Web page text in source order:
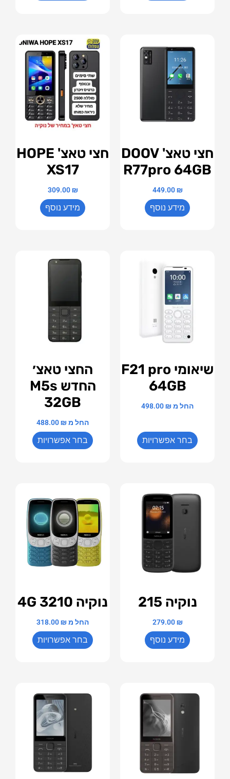
חצי טאצ' DOOV
R77pro 64GB
449.00₪
מידע נוסף
חצי טאצ' HOPE
XS17
309.00₪
מידע נוסף
שיאומי F21 pro
64GB
החל מ 498.00₪
בחר אפשרויות
החצי טאצ׳
החדש M5s
32GB
החל מ 488.00₪
בחר אפשרויות
נוקיה 215
279.00₪
מידע נוסף
נוקיה 3210 4G
החל מ 318.00₪
בחר אפשרויות